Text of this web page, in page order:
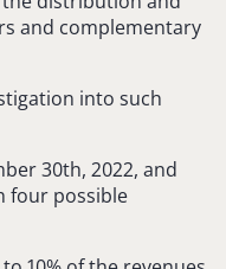
and complementary
into such
30th, 2022, and
four possible